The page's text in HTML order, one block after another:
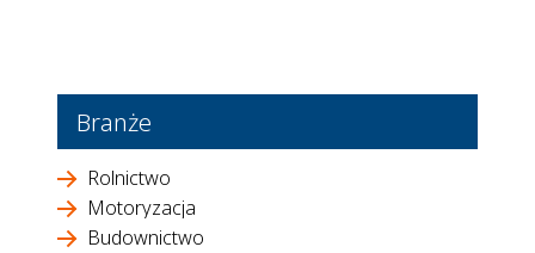
Branże
Rolnictwo
Motoryzacja
Budownictwo